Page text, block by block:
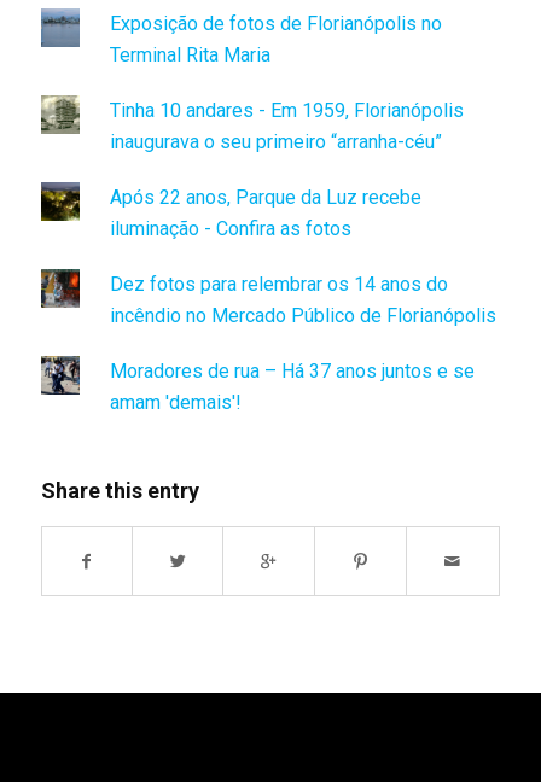
Exposição de fotos de Florianópolis no
Terminal Rita Maria
Tinha 10 andares - Em 1959, Florianópolis
inaugurava o seu primeiro “arranha-céu”
Após 22 anos, Parque da Luz recebe
iluminação - Confira as fotos
Dez fotos para relembrar os 14 anos do
incêndio no Mercado Público de Florianópolis
Moradores de rua – Há 37 anos juntos e se
amam 'demais'!
Share this entry